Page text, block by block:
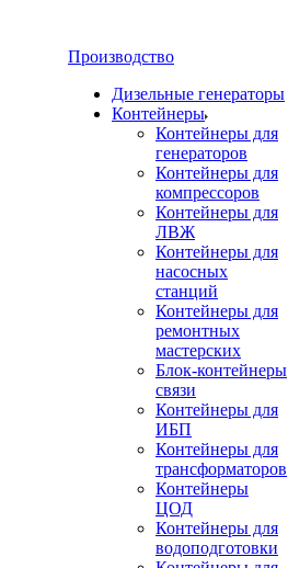
Производство
Дизельные генераторы
Контейнеры
Контейнеры для
генераторов
Контейнеры для
компрессоров
Контейнеры для
ЛВЖ
Контейнеры для
насосных
станций
Контейнеры для
ремонтных
мастерских
Блок-контейнеры
связи
Контейнеры для
ИБП
Контейнеры для
трансформаторов
Контейнеры
ЦОД
Контейнеры для
водоподготовки